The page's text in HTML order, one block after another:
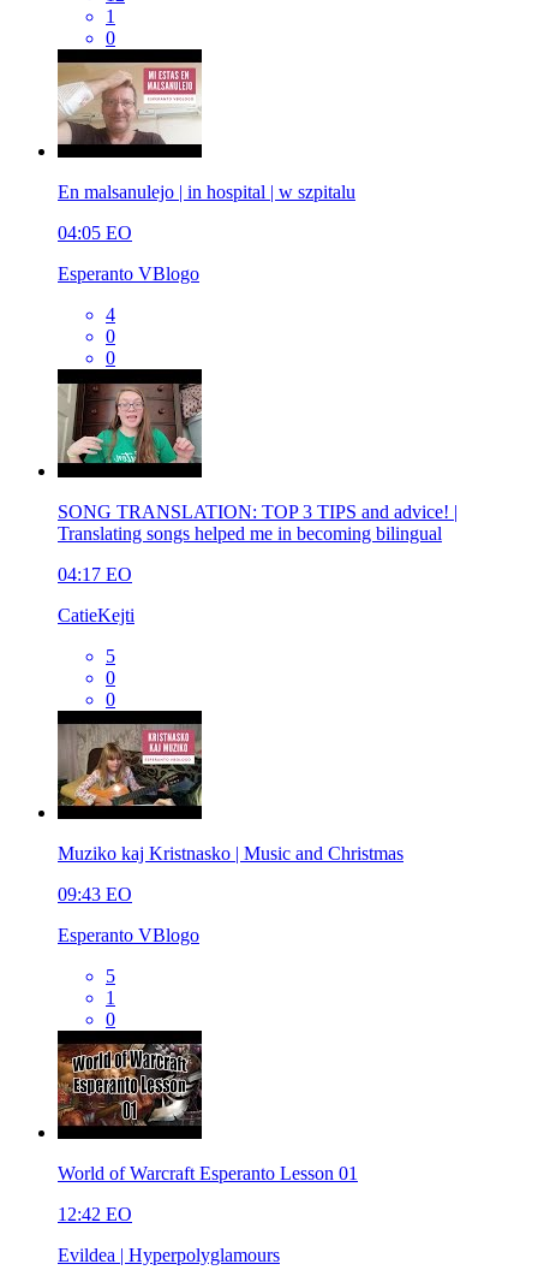
1
0
En malsanulejo | in hospital | w szpitalu
04:05 EO
Esperanto VBlogo
4
0
0
SONG TRANSLATION: TOP 3 TIPS and advice! |
Translating songs helped me in becoming bilingual
04:17 EO
CatieKejti
5
0
0
Muziko kaj Kristnasko | Music and Christmas
09:43 EO
Esperanto VBlogo
5
1
0
World of Warcraft Esperanto Lesson 01
12:42 EO
Evildea | Hyperpolyglamours